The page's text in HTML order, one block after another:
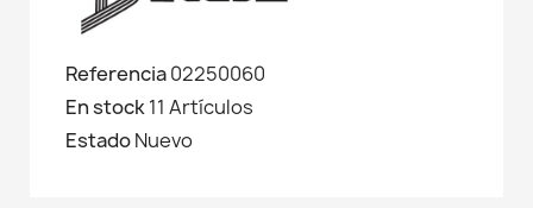
Referencia02250060
En stock11 Artículos
EstadoNuevo